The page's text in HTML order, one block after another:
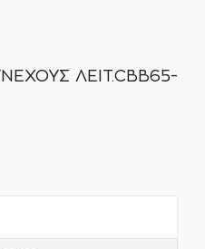
ΛΕΙΤ.CBB65-